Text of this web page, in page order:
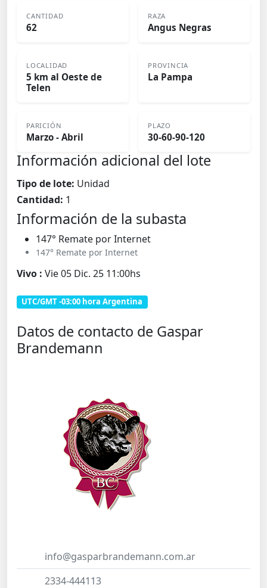
CANTIDAD
62
RAZA
Angus Negras
LOCALIDAD
5 km al Oeste de
Telen
PROVINCIA
La Pampa
PARICIÓN
Marzo - Abril
PLAZO
30-60-90-120
Información adicional del lote
Tipo de lote: Unidad
Cantidad: 1
Información de la subasta
147° Remate por Internet
147° Remate por Internet
Vivo : Vie 05 Dic. 25 11:00hs
UTC/GMT -03:00 hora Argentina
Datos de contacto de Gaspar
Brandemann
info@gasparbrandemann.com.ar
2334-444113